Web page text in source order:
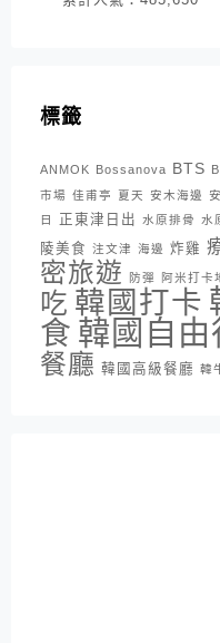
標籤
ANMOK Bossanova BTS
市場 佳甫亭 夏天 安木海邊
日
正東津日出 水原排骨 水
陵美食 注文津 海邊 炸雞
密旅遊
防彈 阿米打卡
吃 韓國打卡
食 韓國自由
餐廳 韓國高級餐廳 韓